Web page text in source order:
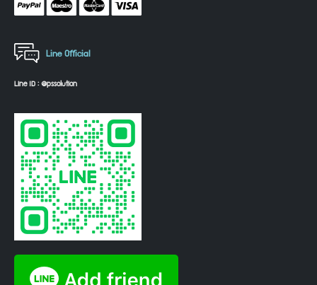
Line Official
Line ID : @pssolution